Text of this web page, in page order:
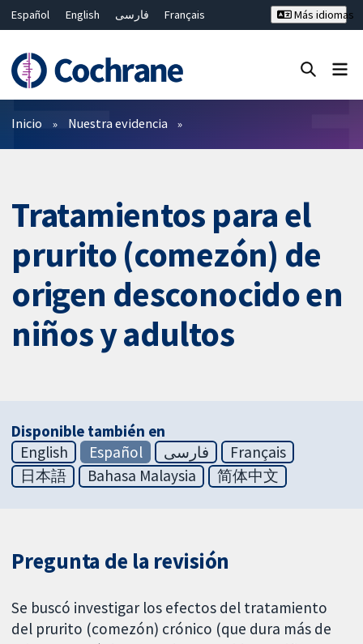
Español English فارسی
Français
Bahasa Malaysia
ไทย 繁體中文
Más idiomas
Filtros
Inicio Nuestra evidencia
Tratamientos para el
prurito (comezón) de
origen desconocido en
niños y adultos
Disponible también en
English
Español فارسی
Français
日本語
Bahasa Malaysia 简体中文
Pregunta de la revisión
Se buscó investigar los efectos del tratamiento
del prurito (comezón) crónico (que dura más de